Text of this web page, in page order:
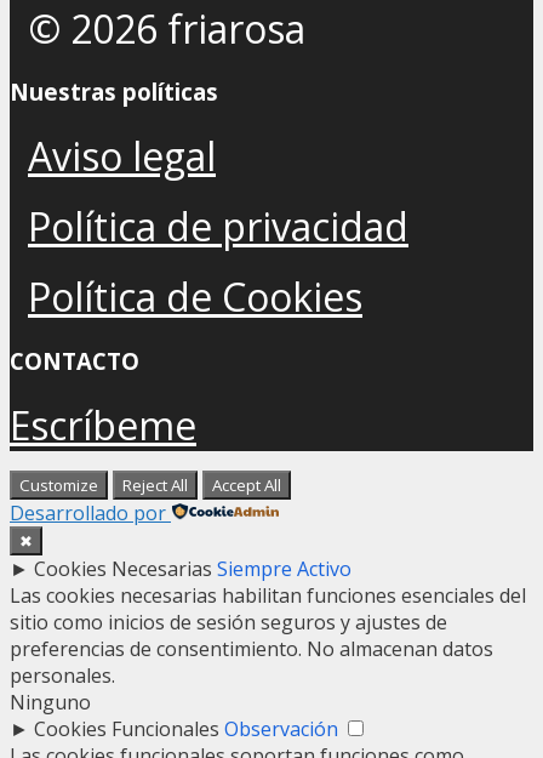
© 2026 friarosa
Nuestras políticas
Aviso legal
Política de privacidad
Política de Cookies
CONTACTO
Escríbeme
Customize Reject All Accept All
Desarrollado por
✖
► Cookies Necesarias Siempre Activo
Las cookies necesarias habilitan funciones esenciales del
sitio como inicios de sesión seguros y ajustes de
preferencias de consentimiento. No almacenan datos
personales.
Ninguno
► Cookies Funcionales Observación